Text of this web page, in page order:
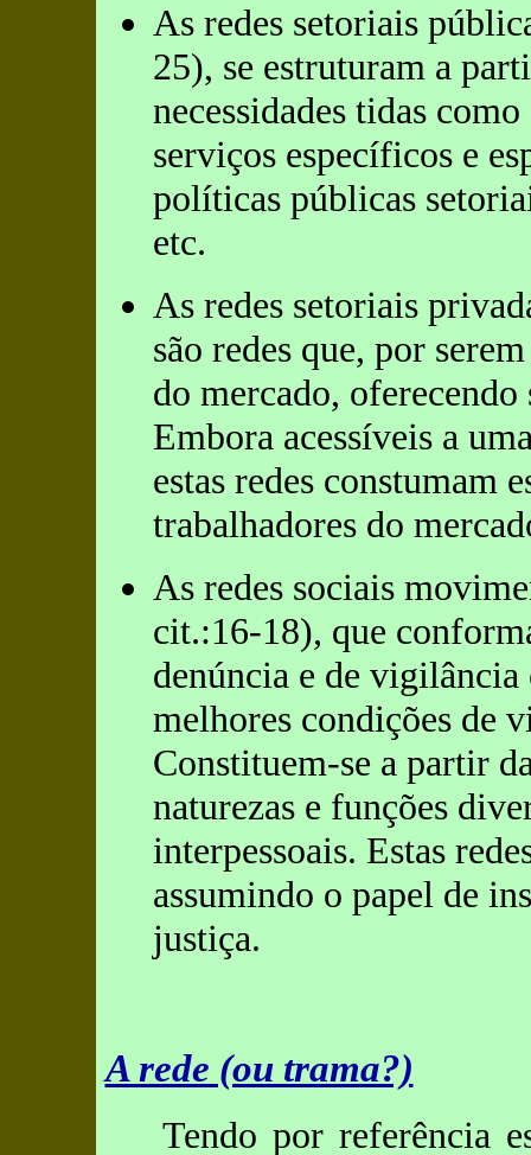
As redes setoriais
25), se estruturam a
necessidades tidas
serviços específicos e
políticas públicas
etc.
As redes setoriais
são redes que, por
do mercado,
Embora acessíveis a
estas redes constumam
trabalhadores do
As redes sociais
cit.:16-18), que
denúncia e de
melhores condições de
Constituem-se a partir
naturezas e funções
interpessoais. Estas
assumindo o papel de
justiça.
A rede (ou trama?)
Tendo por referência